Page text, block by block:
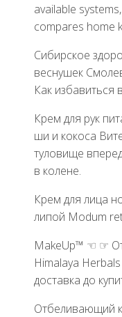
available
compares home
Сибирское
веснушек
Как избавиться
Крем для рук
ши и кокоса
туловище
в колене.
Крем для лица
липой Modum
MakeUp™ ☜ ☞
Himalaya
доставка до
Отбеливающий